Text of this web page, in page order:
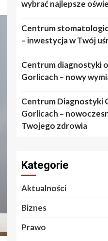
wybrać najlepsze
Centrum
– inwestycja w Twój
Centrum diagnostyki
Gorlicach – nowy
Centrum Diagnostyki
Gorlicach –
Twojego zdrowia
Kategorie
Aktualności
Biznes
Prawo